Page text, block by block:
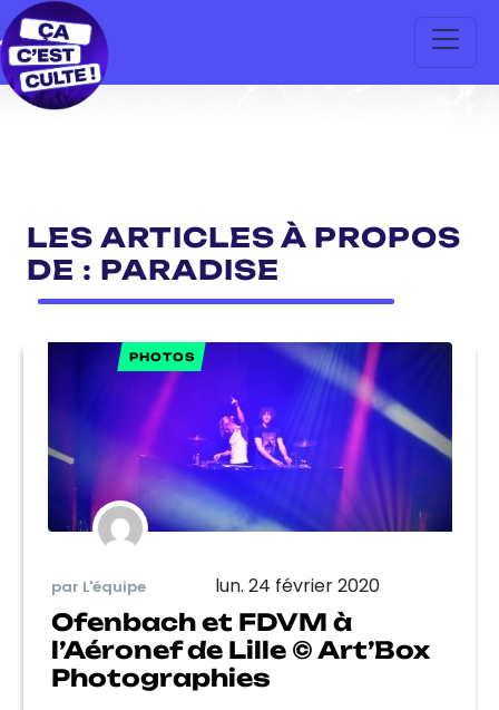
LES ARTICLES À PROPOS
DE : PARADISE
PHOTOS
par L'équipe lun. 24 février 2020
Ofenbach et FDVM à
l’Aéronef de Lille © Art’Box
Photographies